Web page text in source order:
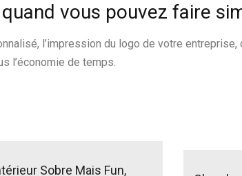
vous pouvez faire
l’impression du logo de votre
l’économie de temps.
Sobre Mais Fun,